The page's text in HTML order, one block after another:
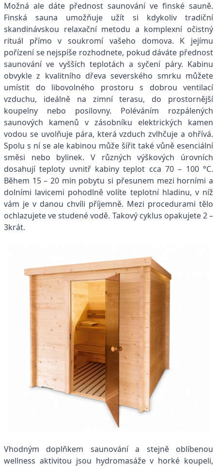
Možná ale dáte přednost saunování ve finské sauně.
Finská sauna umožňuje užít si kdykoliv tradiční
skandinávskou relaxační metodu a komplexní očistný
rituál přímo v soukromí vašeho domova. K jejímu
pořízení se nejspíše rozhodnete, pokud dáváte přednost
saunování ve vyšších teplotách a syčení páry. Kabinu
obvykle z kvalitního dřeva severského smrku můžete
umístit do libovolného prostoru s dobrou ventilací
vzduchu, ideálně na zimní terasu, do prostornější
koupelny nebo posilovny. Poléváním rozpálených
saunových kamenů v zásobníku elektrických kamen
vodou se uvolňuje pára, která vzduch zvlhčuje a ohřívá.
Spolu s ní se ale kabinou může šířit také vůně esenciální
směsi nebo bylinek. V různých výškových úrovních
dosahují teploty uvnitř kabiny teplot cca 70 – 100 °C.
Během 15 – 20 min pobytu si přesunem mezi horními a
dolními lavicemi pohodlně volíte teplotní hladinu, v níž
vám je v danou chvíli příjemně. Mezi procedurami tělo
ochlazujete ve studené vodě. Takový cyklus opakujete 2 –
3krát.
Vhodným doplňkem saunování a stejně oblíbenou
wellness aktivitou jsou hydromasáže v horké koupeli,